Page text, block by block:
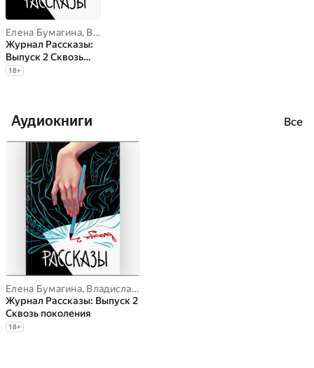
Елена Бумагина, Владислав Безлюдный
Журнал Рассказы:
Выпуск 2 Сквозь
поколения
18+
Аудиокниги Все
Елена Бумагина, Владислав Безлюдный
Журнал Рассказы: Выпуск 2
Сквозь поколения
18+